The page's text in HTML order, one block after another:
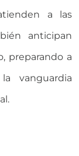
a las
anticipan
preparando a
vanguardia